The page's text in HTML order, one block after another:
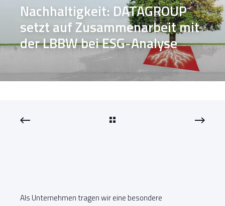
Nachhaltigkeit: DATAGROUP
setzt auf Zusammenarbeit mit
der LBBW bei ESG-Analyse
Als Unternehmen tragen wir eine besondere